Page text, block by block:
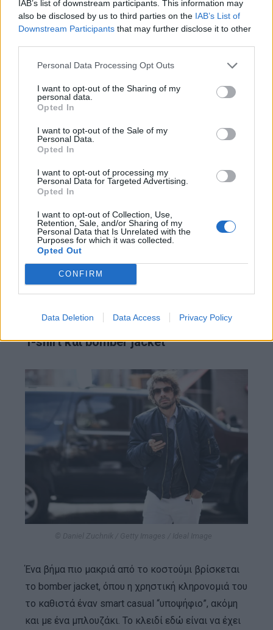
IAB’s list of downstream participants. This information may
also be disclosed by us to third parties on the IAB’s List of
Downstream Participants that may further disclose it to other
Personal Data Processing Opt Outs
I want to opt-out of the Sharing of my
personal data.
Opted In
I want to opt-out of the Sale of my
Personal Data.
Opted In
I want to opt-out of processing my
Personal Data for Targeted Advertising.
Opted In
I want to opt-out of Collection, Use,
Retention, Sale, and/or Sharing of my
Personal Data that Is Unrelated with the
Purposes for which it was collected.
Opted Out
CONFIRM
Data Deletion Data Access Privacy Policy
χρώματα, όπως ένα σκούρο πράσινο ή ενα
μπορντό polo μπλουζάκι. Βεβαιωθείτε ωστόσο
ότι το T-shirt που θα φορέσετε δεν θα διαθέτει
σώμα σας χωρίς να προσθέτει όγκο.
Πλεκτή μπλούζα και παντελόνι
Υπάρχουν αρκετές λεπτές μάλλινες μπλούζες με
slim-fit εφαρμογή και απίστευτη ποιότητα.
Θεωρούμε ότι είναι ένα απο τα κομμάτια που
πρέπει να έχει κάθε άνδρας στην ντουλάπα του.
με απλό κολάρο ή με V-neck.
Διατηρώντας την εμφάνιση smart, επιλέξτε να
συνδυάσετε την μπλούζα σας με chinos ή με ένα
παντελόνι κοστουμιού, ανάλογα με την
T-shirt και bomber jacket
Ένα βήμα πιο μακριά από το κοστούμι βρίσκεται
το bomber jacket, όπου η χρηστική κληρονομιά του
το καθιστά έναν smart casual “υποψήφιο”, ακόμη
και με ένα μπλουζάκι. Το κλειδί εδώ είναι να έχει